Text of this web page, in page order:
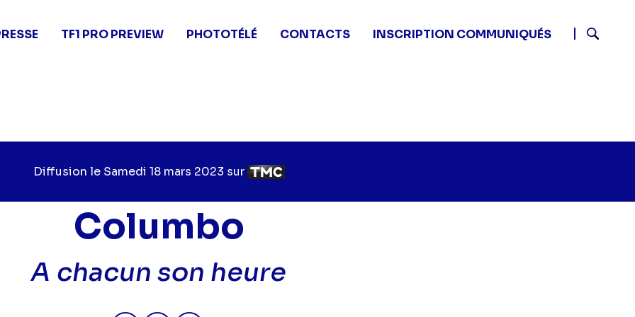
TF1 PRO PREVIEW PHOTOTÉLÉ CONTACTS
INSCRIPTION COMMUNIQUÉS
Diffusion le Jour
diffusion
Samedi 18 mars 2023 sur Chaîne
diffusion
Columbo
A chacun son heure